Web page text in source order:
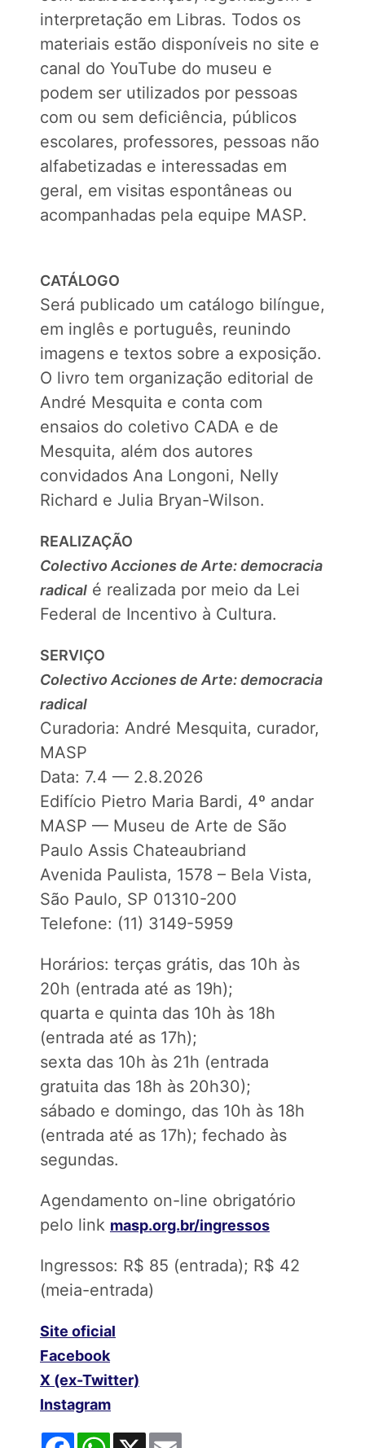
interpretação em Libras. Todos os
materiais estão disponíveis no site e
canal do YouTube do museu e
podem ser utilizados por pessoas
com ou sem deficiência, públicos
escolares, professores, pessoas não
alfabetizadas e interessadas em
geral, em visitas espontâneas ou
acompanhadas pela equipe MASP.
CATÁLOGO
Será publicado um catálogo bilíngue,
em inglês e português, reunindo
imagens e textos sobre a exposição.
O livro tem organização editorial de
André Mesquita e conta com
ensaios do coletivo CADA e de
Mesquita, além dos autores
convidados Ana Longoni, Nelly
Richard e Julia Bryan-Wilson.
REALIZAÇÃO
Colectivo Acciones de Arte: democracia
radical é realizada por meio da Lei
Federal de Incentivo à Cultura.
SERVIÇO
Colectivo Acciones de Arte: democracia
radical
Curadoria: André Mesquita, curador,
MASP
Data: 7.4 — 2.8.2026
Edifício Pietro Maria Bardi, 4º andar
MASP — Museu de Arte de São
Paulo Assis Chateaubriand
Avenida Paulista, 1578 – Bela Vista,
São Paulo, SP 01310-200
Telefone: (11) 3149-5959
Horários: terças grátis, das 10h às
20h (entrada até as 19h);
quarta e quinta das 10h às 18h
(entrada até as 17h);
sexta das 10h às 21h (entrada
gratuita das 18h às 20h30);
sábado e domingo, das 10h às 18h
(entrada até as 17h); fechado às
segundas.
Agendamento on-line obrigatório
pelo link masp.org.br/ingressos
Ingressos: R$ 85 (entrada); R$ 42
(meia-entrada)
Site oficial
Facebook
X (ex-Twitter)
Instagram
FacebookWhatsApp
X